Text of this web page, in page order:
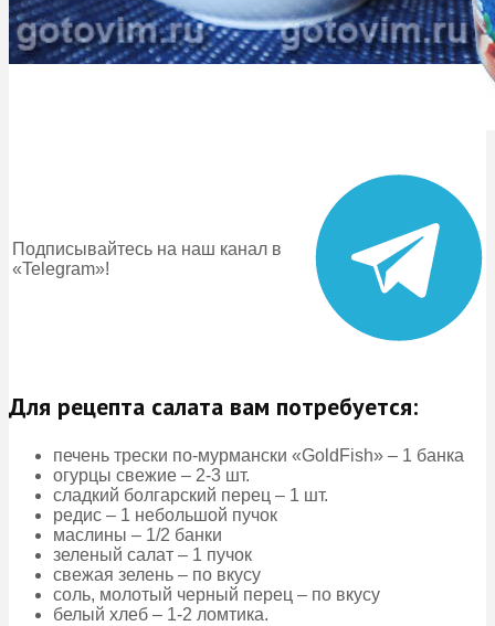
Подписывайтесь на наш канал в
«Telegram»!
Для рецепта салата вам потребуется:
печень трески по-мурмански «GoldFish» – 1 банка
огурцы свежие – 2-3 шт.
сладкий болгарский перец – 1 шт.
редис – 1 небольшой пучок
маслины – 1/2 банки
зеленый салат – 1 пучок
свежая зелень – по вкусу
соль, молотый черный перец – по вкусу
белый хлеб – 1-2 ломтика.